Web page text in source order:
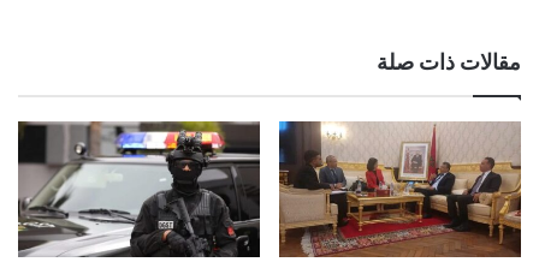
مقالات ذات صلة